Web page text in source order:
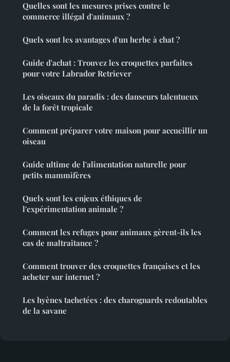
Quelles sont les mesures prises contre le
commerce illégal d'animaux ?
Quels sont les avantages d'un herbe à chat ?
Guide d'achat : Trouvez les croquettes parfaites
pour votre Labrador Retriever
Les oiseaux du paradis : des danseurs talentueux
de la forêt tropicale
Comment préparer votre maison pour accueillir un
oiseau
Guide ultime de l'alimentation naturelle pour
petits mammifères
Quels sont les enjeux éthiques de
l'expérimentation animale ?
Comment les refuges pour animaux gèrent-ils les
cas de maltraitance ?
Comment trouver des croquettes françaises et les
acheter sur internet ?
Les hyènes tachetées : des charognards redoutables
de la savane